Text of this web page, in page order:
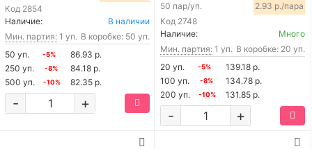
Код 2854
Наличие:
В наличии
Мин. партия: 1 уп. В коробке: 50 уп.
50 уп.
-5%
86.93 р.
250 уп.
-8%
84.18 р.
500 уп.
-10% 82.35 р.
+
-
Код 2748
50 пар/уп. 2.93 р./пара
Наличие:
Много
Мин. партия: 1 уп. В коробке: 20 уп.
20 уп.
-5%
139.18 р.
100 уп.
-8%
134.78 р.
200 уп.
-10% 131.85 р.
+
-